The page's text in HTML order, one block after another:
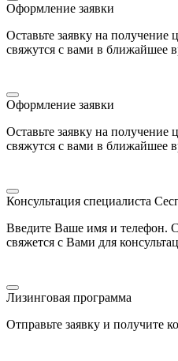
Оформление заявки
Оставьте заявку на
свяжутся с вами в ближайшее
Оформление заявки
Оставьте заявку на
свяжутся с вами в ближайшее
Консультация специалиста
Введите Ваше имя и телефон.
свяжется с Вами для
Лизинговая программа
Отправьте заявку и получите